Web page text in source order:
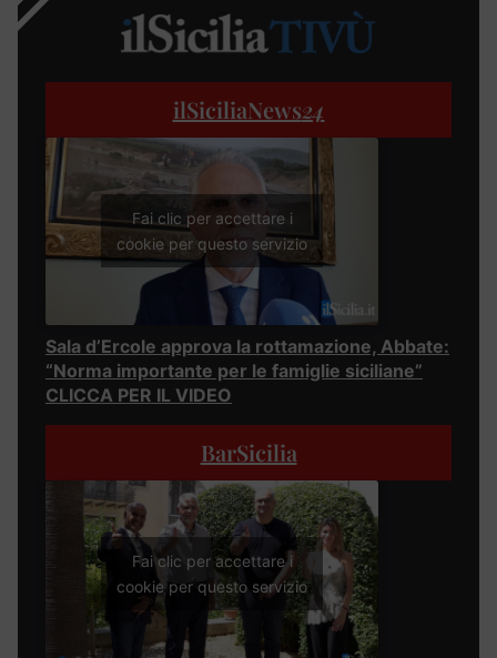
ilSiciliaNews24
Fai clic per accettare i
cookie per questo servizio
Sala d’Ercole approva la rottamazione, Abbate:
“Norma importante per le famiglie siciliane”
CLICCA PER IL VIDEO
BarSicilia
Fai clic per accettare i
cookie per questo servizio